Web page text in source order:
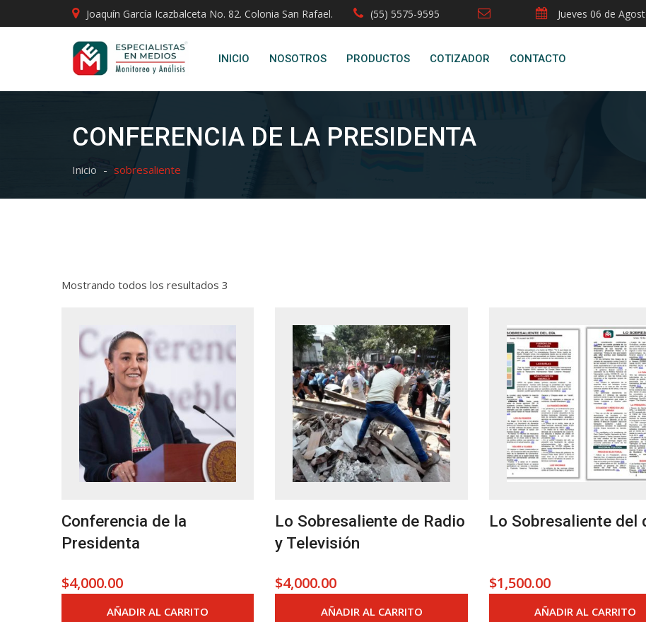
Joaquín García Icazbalceta No. 82. Colonia San Rafael. (55) 5575-9595 Jueves 06 de
INICIO NOSOTROS PRODUCTOS COTIZADOR CONTACTO
CONFERENCIA DE LA PRESIDENTA
Inicio sobresaliente
Mostrando todos los resultados 3
Conferencia de la
Presidenta
$4,000.00
AÑADIR AL CARRITO
Lo Sobresaliente de Radio
y Televisión
$4,000.00
AÑADIR AL CARRITO
Lo Sobresaliente del
$1,500.00
AÑADIR AL CARRITO